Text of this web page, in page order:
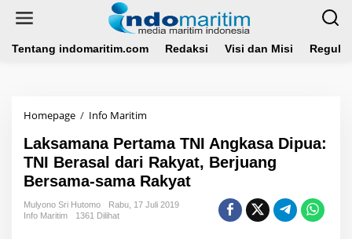
Tentang indomaritim.com Redaksi Visi dan Misi
Homepage / Info Maritim
k
s
a
m
a
Laksamana Pertama TNI Angkasa Dipua:
TNI Berasal dari Rakyat, Berjuang
Bersama-sama Rakyat
Mulyono Sri Hutomo
Rabu, 17 Juli 2019
Info Maritim
1361 Dilihat